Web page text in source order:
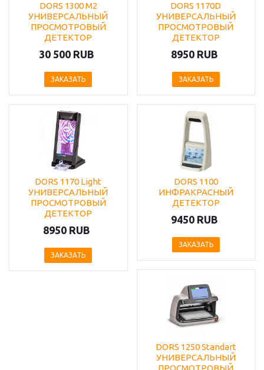
DORS 1300 М2
УНИВЕРСАЛЬНЫЙ
ПРОСМОТРОВЫЙ
ДЕТЕКТОР
30 500 RUB
ЗАКАЗАТЬ
DORS 1170D
УНИВЕРСАЛЬНЫЙ
ПРОСМОТРОВЫЙ
ДЕТЕКТОР
8950 RUB
ЗАКАЗАТЬ
DORS 1170 Light
УНИВЕРСАЛЬНЫЙ
ПРОСМОТРОВЫЙ
ДЕТЕКТОР
8950 RUB
ЗАКАЗАТЬ
DORS 1100
ИНФРАКРАСНЫЙ
ДЕТЕКТОР
9450 RUB
ЗАКАЗАТЬ
DORS 1250 Standart
УНИВЕРСАЛЬНЫЙ